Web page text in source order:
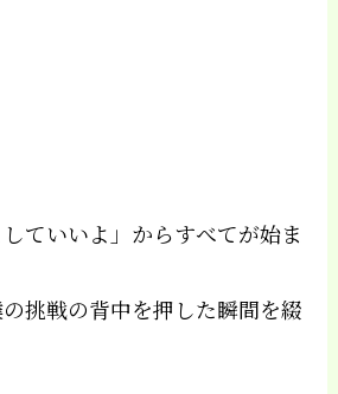
ていいよ」からすべてが始ま
挑戦の背中を押した瞬間を綴